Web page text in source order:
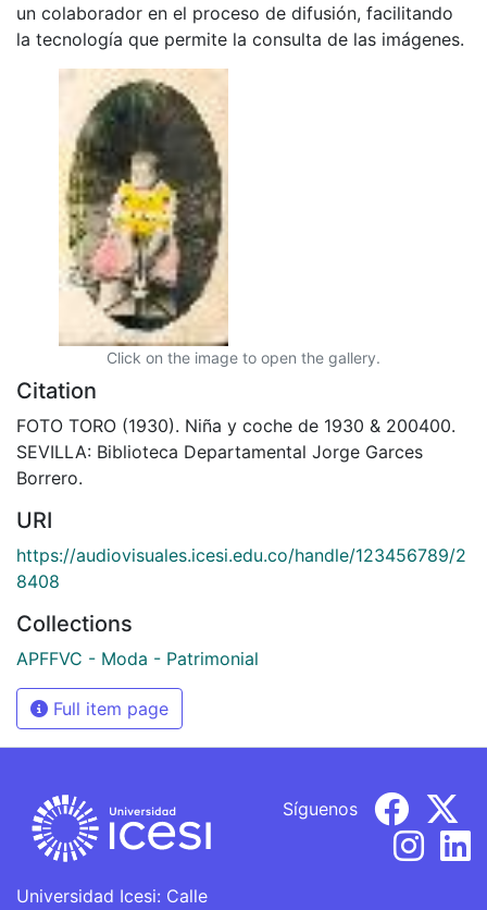
un colaborador en el proceso de difusión, facilitando
la tecnología que permite la consulta de las imágenes.
Click on the image to open the gallery.
Citation
FOTO TORO (1930). Niña y coche de 1930 & 200400.
SEVILLA: Biblioteca Departamental Jorge Garces
Borrero.
URI
https://audiovisuales.icesi.edu.co/handle/123456789/2
8408
Collections
APFFVC - Moda - Patrimonial
Full item page
Universidad Icesi: Calle
Síguenos